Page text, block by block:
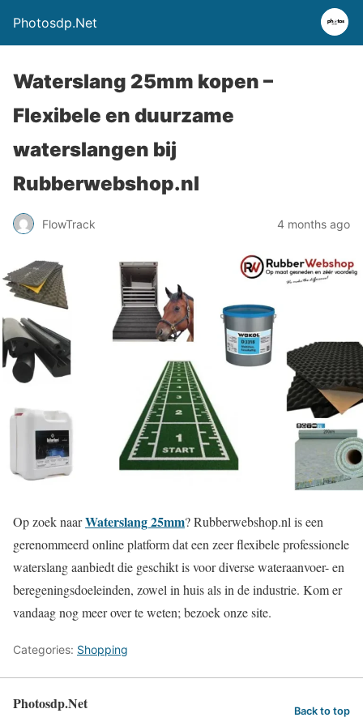
Photosdp.Net
Waterslang 25mm kopen –
Flexibele en duurzame
waterslangen bij
Rubberwebshop.nl
FlowTrack 4 months ago
Op zoek naarWaterslang 25mm? Rubberwebshop.nl is een
gerenommeerd online platform dat een zeer flexibele professionele
waterslang aanbiedt die geschikt is voor diverse wateraanvoer- en
beregeningsdoeleinden, zowel in huis als in de industrie. Kom er
vandaag nog meer over te weten; bezoek onze site.
Categories: Shopping
Photosdp.Net Back to top